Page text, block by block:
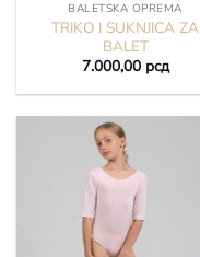
BALETSKA OPREMA
TRIKO I SUKNJICA ZA
BALET
7.000,00 рсд